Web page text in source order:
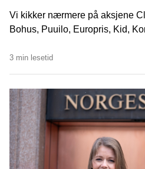
Vi kikker nærmere på aksjene
Bohus, Puuilo, Europris, Kid,
3 min lesetid